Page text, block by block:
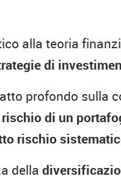
alla teoria
di
profondo sulla
di un
rischio
della